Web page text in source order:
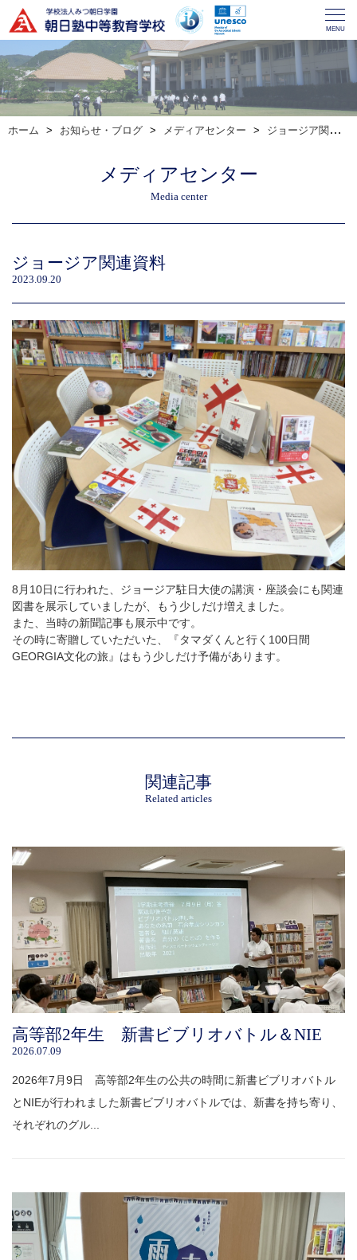
MENU
ホーム お知らせ・ブログ メディアセンター ジョージア関連資料
メディアセンター
Media center
ジョージア関連資料
2023.09.20
8月10日に行われた、ジョージア駐日大使の講演・座談会にも関連
図書を展示していましたが、もう少しだけ増えました。
また、当時の新聞記事も展示中です。
その時に寄贈していただいた、『タマダくんと行く100日間
GEORGIA文化の旅』はもう少しだけ予備があります。
関連記事
Related articles
高等部2年生 新書ビブリオバトル＆NIE
2026.07.09
2026年7月9日 高等部2年生の公共の時間に新書ビブリオバトル
とNIEが行われました新書ビブリオバトルでは、新書を持ち寄り、
それぞれのグル...